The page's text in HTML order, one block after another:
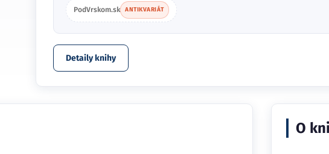
PodVrskom.sk ANTIKVARIÁT
Detaily knihy
O